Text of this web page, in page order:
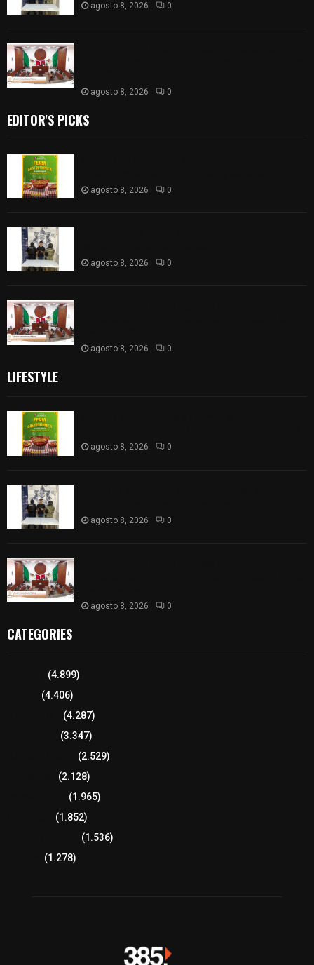
agosto 8, 2026 0
agosto 8, 2026 0
EDITOR'S PICKS
agosto 8, 2026 0
agosto 8, 2026 0
agosto 8, 2026 0
LIFESTYLE
agosto 8, 2026 0
agosto 8, 2026 0
agosto 8, 2026 0
CATEGORIES
(4.899)
(4.406)
(4.287)
(3.347)
(2.529)
(2.128)
(1.965)
(1.852)
(1.536)
(1.278)